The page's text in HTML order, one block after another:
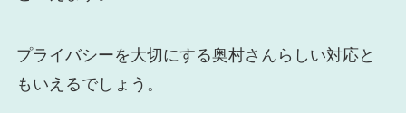
プライバシーを大切にする奥村さんらしい対応と
もいえるでしょう。